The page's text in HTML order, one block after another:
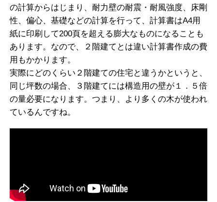
の計算からはじまり、耐力壁の耐震・耐風強度、床剛
性、偏心、基礎などの計算を行って、計算書はA4用
紙に印刷して200頁を超える膨大なものになることも
あります。なので、２階建てとは違い計算書作成の費
用もかかります。
実際にどのくらい２階建ての住宅と違うかというと、
同じ坪数の場合、３階建てには構造用の壁が１．５倍
の量必要になります。つまり、より多くの木が使われ
ているんですね。